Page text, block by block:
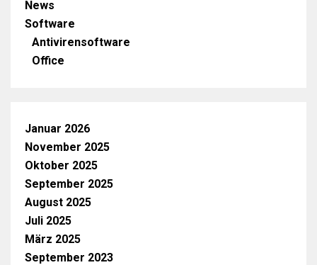
News
Software
Antivirensoftware
Office
Januar 2026
November 2025
Oktober 2025
September 2025
August 2025
Juli 2025
März 2025
September 2023